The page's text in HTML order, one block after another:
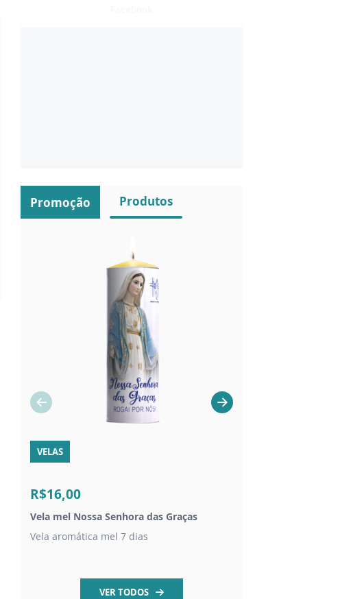
Promoção Produtos
VELAS
R$16,00
Vela mel Nossa Senhora das Graças
Vela aromática mel 7 dias
VER TODOS